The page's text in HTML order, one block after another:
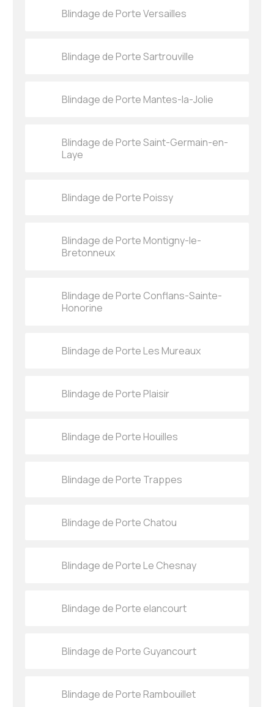
Blindage de Porte Versailles
Blindage de Porte Sartrouville
Blindage de Porte Mantes-la-Jolie
Blindage de Porte Saint-Germain-en-
Laye
Blindage de Porte Poissy
Blindage de Porte Montigny-le-
Bretonneux
Blindage de Porte Conflans-Sainte-
Honorine
Blindage de Porte Les Mureaux
Blindage de Porte Plaisir
Blindage de Porte Houilles
Blindage de Porte Trappes
Blindage de Porte Chatou
Blindage de Porte Le Chesnay
Blindage de Porte elancourt
Blindage de Porte Guyancourt
Blindage de Porte Rambouillet